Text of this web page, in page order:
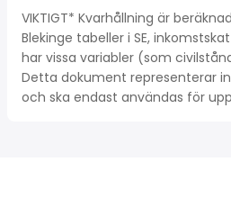
VIKTIGT* Kvarhållning är
Blekinge tabeller i SE,
har vissa variabler (som
Detta dokument representerar
och ska endast användas för